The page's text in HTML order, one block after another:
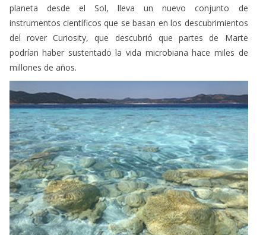
planeta desde el Sol, lleva un nuevo conjunto de
instrumentos científicos que se basan en los descubrimientos
del rover Curiosity, que descubrió que partes de Marte
podrían haber sustentado la vida microbiana hace miles de
millones de años.